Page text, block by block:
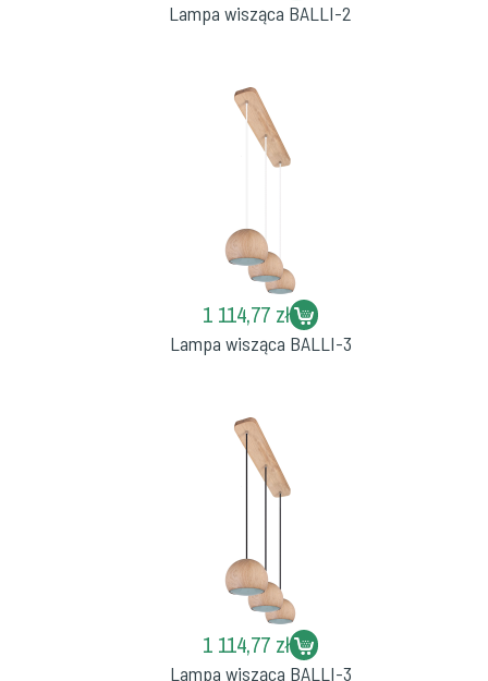
Lampa wisząca BALLI-2
1 114,77 zł
Lampa wisząca BALLI-3
1 114,77 zł
Lampa wisząca BALLI-3